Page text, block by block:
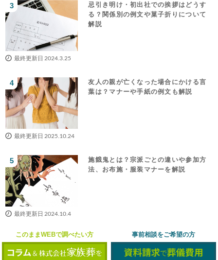
忌引き明け・初出社での挨拶はどうす
る？関係別の例文や菓子折りについて
解説
最終更新日 2024.3.25
友人の親が亡くなった場合にかける言
葉は？マナーや手紙の例文も解説
最終更新日 2025.10.24
施餓鬼とは？宗派ごとの違いや参加方
法、お布施・服装マナーを解説
最終更新日 2024.10.4
このままWEBで調べたい方 事前相談をご希望の方